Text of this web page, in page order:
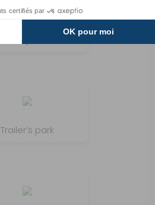
Trailer’s park